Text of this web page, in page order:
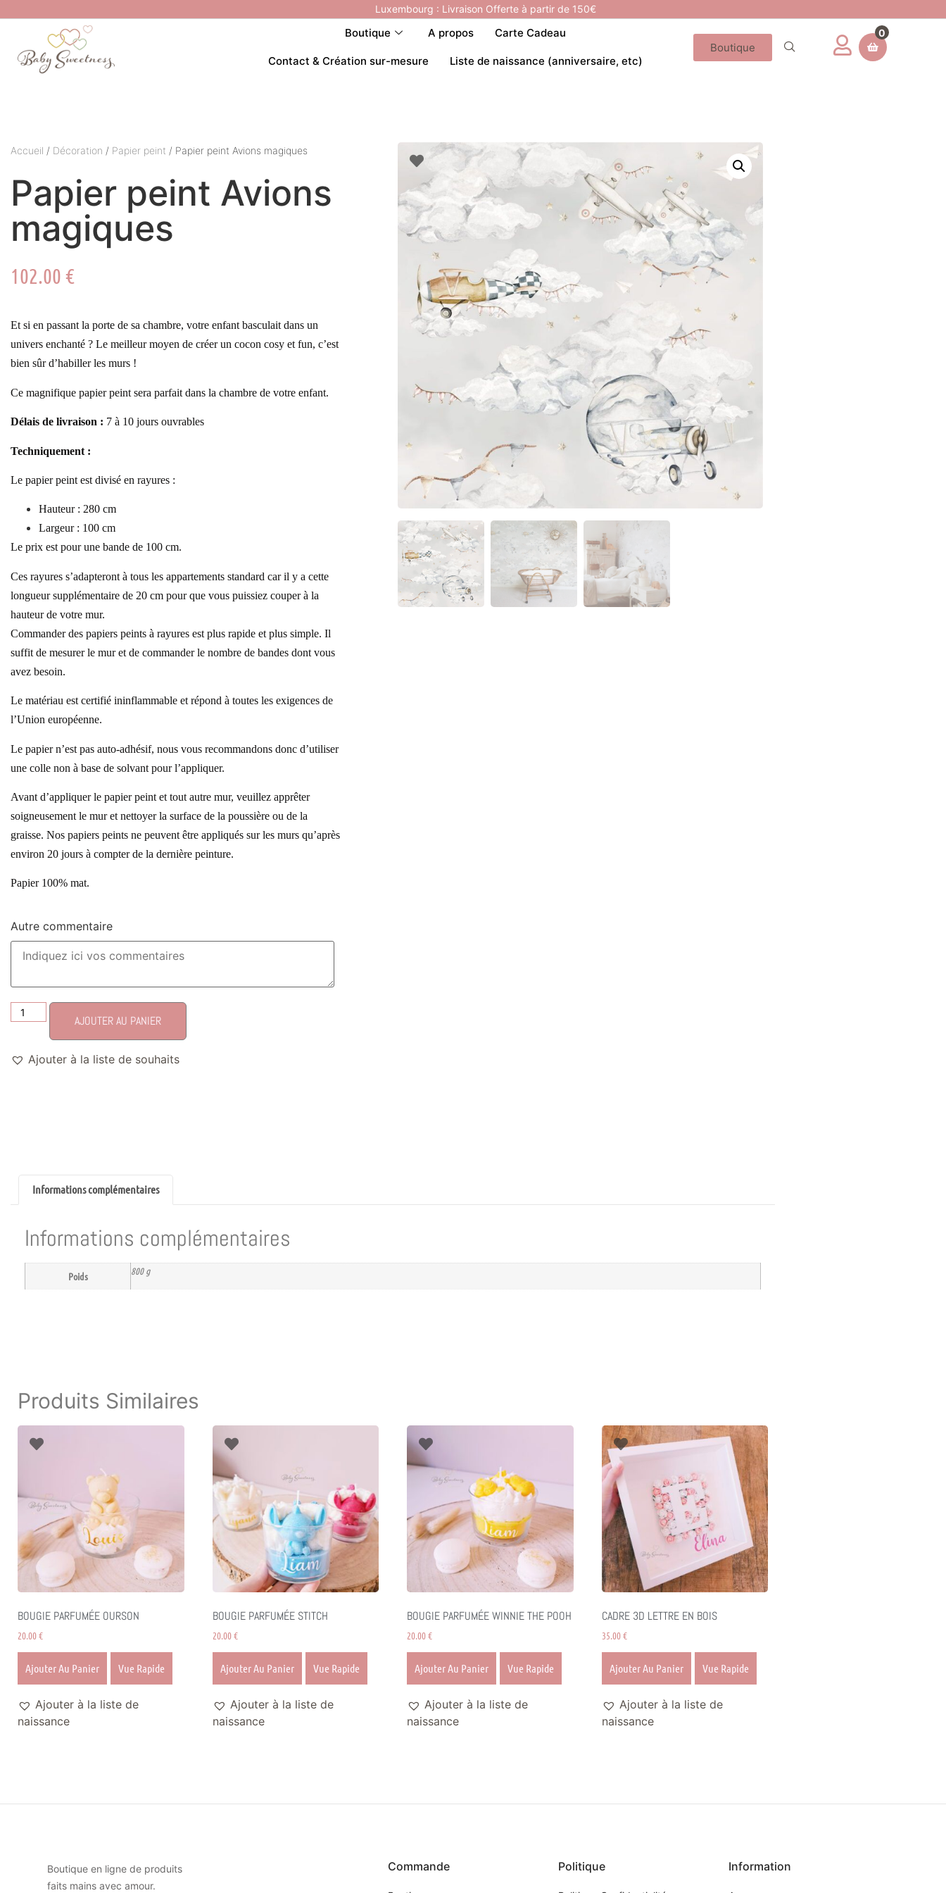
Luxembourg : Livraison Offerte à partir de 150€
Boutique A propos Carte Cadeau
Contact & Création sur-mesure Liste de naissance (anniversaire, etc)
Boutique
0
Accueil / Décoration / Papier peint / Papier peint Avions magiques
Papier peint Avions
magiques
102.00 €
Et si en passant la porte de sa chambre, votre enfant basculait dans un
univers enchanté ? Le meilleur moyen de créer un cocon cosy et fun, c’est
bien sûr d’habiller les murs !
Ce magnifique papier peint sera parfait dans la chambre de votre enfant.
Délais de livraison : 7 à 10 jours ouvrables
Techniquement :
Le papier peint est divisé en rayures :
Hauteur : 280 cm
Largeur : 100 cm
Le prix est pour une bande de 100 cm.
Ces rayures s’adapteront à tous les appartements standard car il y a cette
longueur supplémentaire de 20 cm pour que vous puissiez couper à la
hauteur de votre mur.
Commander des papiers peints à rayures est plus rapide et plus simple. Il
suffit de mesurer le mur et de commander le nombre de bandes dont vous
avez besoin.
Le matériau est certifié ininflammable et répond à toutes les exigences de
l’Union européenne.
Le papier n’est pas auto-adhésif, nous vous recommandons donc d’utiliser
une colle non à base de solvant pour l’appliquer.
Avant d’appliquer le papier peint et tout autre mur, veuillez apprêter
soigneusement le mur et nettoyer la surface de la poussière ou de la
graisse. Nos papiers peints ne peuvent être appliqués sur les murs qu’après
environ 20 jours à compter de la dernière peinture.
Papier 100% mat.
Autre commentaire
AJOUTER AU PANIER
Ajouter à la liste de souhaits
Informations complémentaires
Informations complémentaires
Poids 800 g
Produits Similaires
BOUGIE PARFUMÉE OURSON
20.00€
Ajouter Au Panier Vue Rapide
Ajouter à la liste de
naissance
BOUGIE PARFUMÉE STITCH
20.00€
Ajouter Au Panier Vue Rapide
Ajouter à la liste de
naissance
BOUGIE PARFUMÉE WINNIE THE POOH
20.00€
Ajouter Au Panier Vue Rapide
Ajouter à la liste de
naissance
CADRE 3D LETTRE EN BOIS
35.00€
Ajouter Au Panier Vue Rapide
Ajouter à la liste de
naissance
Boutique en ligne de produits
faits mains avec amour.
Commande Politique Information